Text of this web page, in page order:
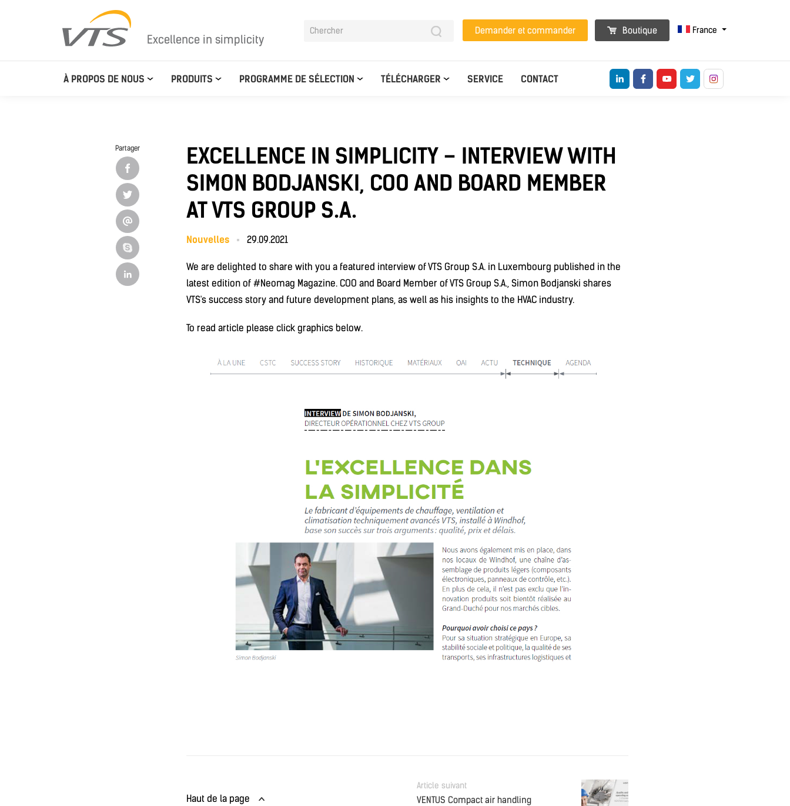
Excellence in simplicity
Demander et commander Boutique France
À PROPOS DE NOUS PRODUITS PROGRAMME DE SÉLECTION TÉLÉCHARGER SERVICE CONTACT
Partager
EXCELLENCE IN SIMPLICITY – INTERVIEW WITH
SIMON BODJANSKI, COO AND BOARD MEMBER
AT VTS GROUP S.A.
Nouvelles 29.09.2021
We are delighted to share with you a featured interview of VTS Group S.A. in Luxembourg published in the
latest edition of #Neomag Magazine. COO and Board Member of VTS Group S.A., Simon Bodjanski shares
VTS's success story and future development plans, as well as his insights to the HVAC industry.
To read article please click graphics below.
Haut de la page
Article suivant
VENTUS Compact air handling